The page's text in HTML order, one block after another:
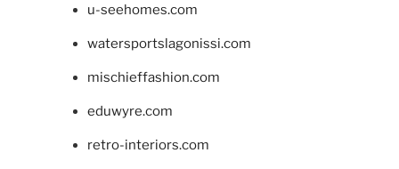
u-seehomes.com
watersportslagonissi.com
mischieffashion.com
eduwyre.com
retro-interiors.com